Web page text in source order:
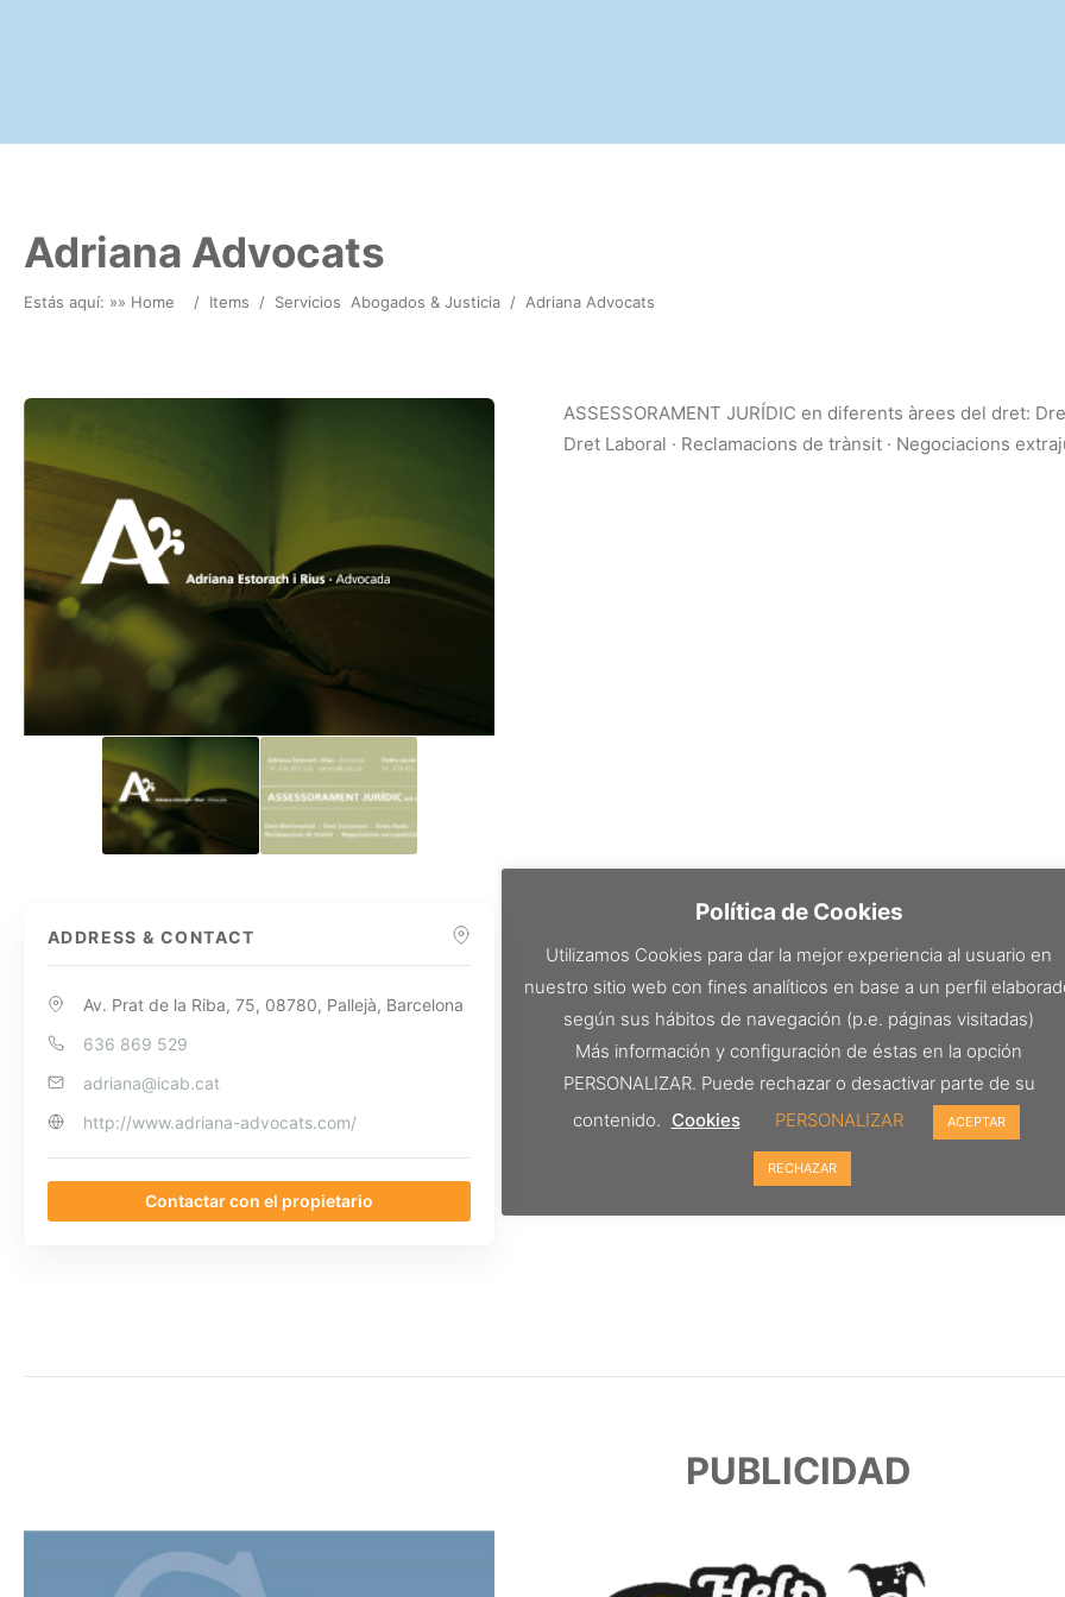
Adriana Advocats
Estás aquí: »» Home / Items / Servicios Abogados & Justicia / Adriana Advocats
ADDRESS & CONTACT
Av. Prat de la Riba, 75, 08780, Pallejà, Barcelona
636 869 529
adriana@icab.cat
http://www.adriana-advocats.com/
Contactar con el propietario
ASSESSORAMENT JURÍDIC en diferents àrees del dret:
Dret Laboral · Reclamacions de trànsit · Negociacions
PUBLICIDAD
Política de Cookies
Utilizamos Cookies para dar la mejor experiencia al usuario en
nuestro sitio web con fines analíticos en base a un perfil
según sus hábitos de navegación (p.e. páginas visitadas)
Más información y configuración de éstas en la opción
PERSONALIZAR. Puede rechazar o desactivar parte de su
contenido. Cookies PERSONALIZAR ACEPTAR
RECHAZAR